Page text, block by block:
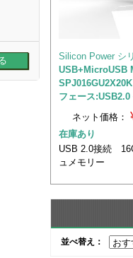
Silicon Power シ
USB+MicroUSB
フェース
ネット価格：
在庫あり
USB 2.0接続
ュメモリー
並べ替え：